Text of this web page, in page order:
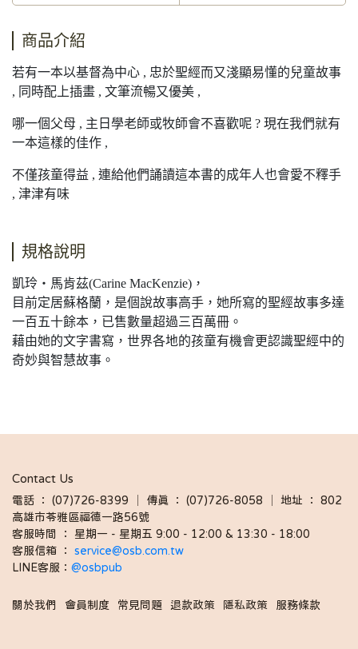
商品介紹
若有一本以基督為中心 , 忠於聖經而又淺顯易懂的兒童故事
, 同時配上插畫 , 文筆流暢又優美 ,
哪一個父母 , 主日學老師或牧師會不喜歡呢 ? 現在我們就有
一本這樣的佳作 ,
不僅孩童得益 , 連給他們誦讀這本書的成年人也會愛不釋手
, 津津有味
規格說明
凱玲‧馬肯茲(Carine MacKenzie)，
目前定居蘇格蘭，是個說故事高手，她所寫的聖經故事多達
一百五十餘本，已售數量超過三百萬冊。
藉由她的文字書寫，世界各地的孩童有機會更認識聖經中的
奇妙與智慧故事。
Contact Us
電話 ： (07)726-8399 │ 傳真 ： (07)726-8058 │ 地址 ： 802
高雄市苓雅區福德一路56號
客服時間 ： 星期一 - 星期五 9:00 - 12:00 & 13:30 - 18:00
客服信箱 ： service@osb.com.tw
LINE客服： @osbpub
關於我們 會員制度 常見問題 退款政策 隱私政策 服務條款